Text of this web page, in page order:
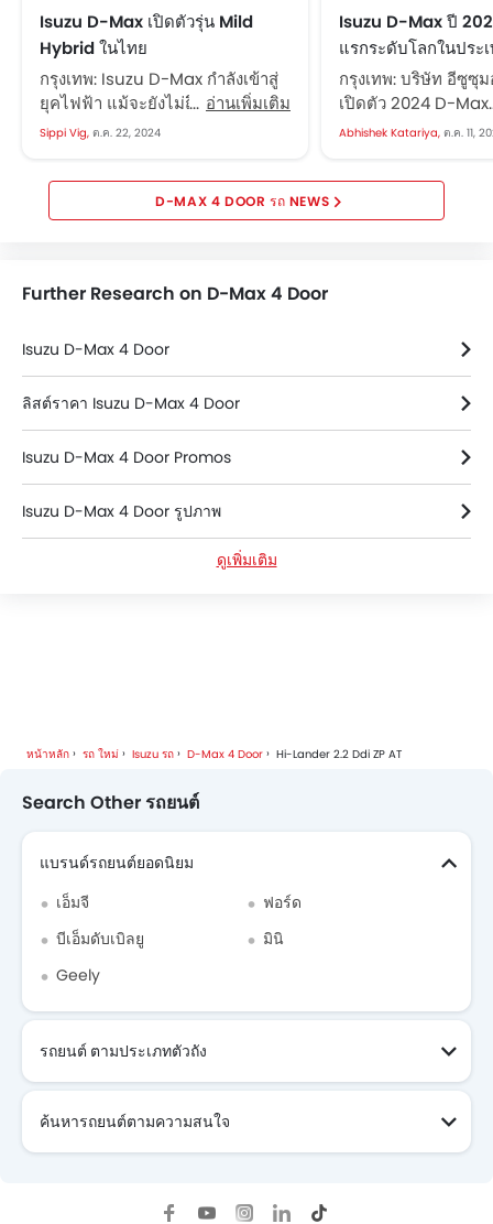
Isuzu D-Max เปิดตัวรุ่น Mild
Hybrid ในไทย
กรุงเทพ: Isuzu D-Max กำลังเข้าสู่
ยุคไฟฟ้า แม้จะยังไม่ถึงขั้นรถยนต์
ไฟฟ้าเต็มรูปแบบ โดยทางผู้ผลิต
ไฟฟ้าเต็มรูปแบบในปี 2025 แต่ใน
ตอนนี้ได้เริ่มต้นด้วยระบบ Mild
Hybrid (MHEV) ที่มีมอเตอร์ไฟฟ้า
และการใช้น้ำมันเชื้อเพลิงอย่างมาก
ของ Isuzu D-Max MHEV อยู่ที่
อ่านเพิ่มเติม
Sippi Vig, ต.ค. 22, 2024
Isuzu D-Max ปี
แรกระดับโลกในประ
กรุงเทพ: บริษัท อีซูซุ
เปิดตัว 2024 D-Max
ประเทศไทย ปรับปรุ
ปลอดภัยขั้นสูง และส
ขับขี่ 4x4 Isuzu D-
มาพร้อมดีไซน์ใหม่ทั้
Abhishek Katariya, ต.ค. 11,
D-MAX 4 DOOR รถ NEWS
Further Research on D-Max 4 Door
Isuzu D-Max 4 Door
ลิสต์ราคา Isuzu D-Max 4 Door
Isuzu D-Max 4 Door Promos
Isuzu D-Max 4 Door รูปภาพ
Isuzu D-Max 4 Door ข้อมูลจำเพาะ
ดูเพิ่มเติม
หน้าหลัก รถ ใหม่ Isuzu รถ D-Max 4 Door Hi-Lander 2.2 Ddi ZP AT
Search Other รถยนต์
แบรนด์รถยนต์ยอดนิยม
เอ็มจี
ฟอร์ด
บีเอ็มดับเบิลยู
มินิ
Geely
รถยนต์ ตามประเภทตัวถัง
ค้นหารถยนต์ตามความสนใจ